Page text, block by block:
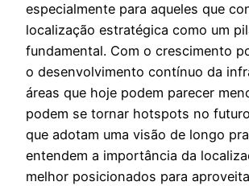
especialmente para aqueles que
localização estratégica como um
fundamental. Com o crescimento
o desenvolvimento contínuo da
áreas que hoje podem parecer
podem se tornar hotspots no
que adotam uma visão de longo
entendem a importância da
melhor posicionados para